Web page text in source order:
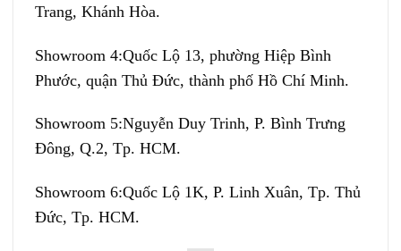
Trang, Khánh Hòa.
Showroom 4:Quốc Lộ 13, phường Hiệp Bình
Phước, quận Thủ Đức, thành phố Hồ Chí Minh.
Showroom 5:Nguyễn Duy Trinh, P. Bình Trưng
Đông, Q.2, Tp. HCM.
Showroom 6:Quốc Lộ 1K, P. Linh Xuân, Tp. Thủ
Đức, Tp. HCM.